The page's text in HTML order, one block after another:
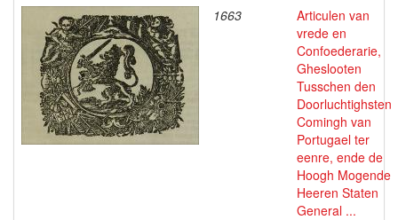
1663
Articulen van
vrede en
Confoederarie,
Gheslooten
Tusschen den
Doorluchtighsten
Comingh van
Portugael ter
eenre, ende de
Hoogh Mogende
Heeren Staten
General ...